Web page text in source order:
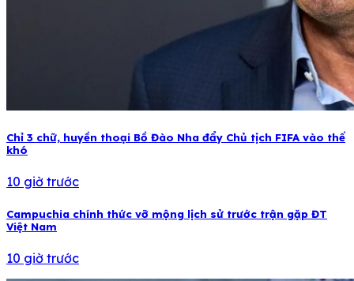
Chỉ 3 chữ, huyền thoại Bồ Đào Nha đẩy Chủ tịch FIFA vào thế
khó
10 giờ trước
Campuchia chính thức vỡ mộng lịch sử trước trận gặp ĐT
Việt Nam
10 giờ trước